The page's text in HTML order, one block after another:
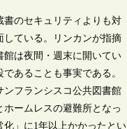
書のセキュリティよりも対
している。リンカンが指摘
館は夜間・週末に開いてい
あることも事実である。
ンフランシスコ公共図書館
ホームレスの避難所となっ
化」に1年以上かかったとい